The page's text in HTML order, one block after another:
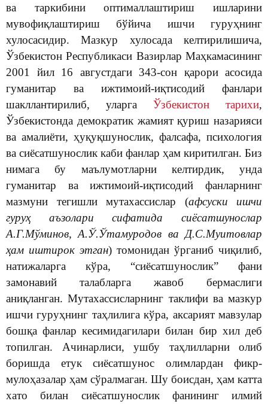
ва таркибини оптималлаштириш ишларини
мувофиқлаштириш бўйича ишчи гуруҳнинг
хулосасидир. Мазкур хулосада келтирилишича,
Ўзбекистон Республикаси Вазирлар Маҳкамасининг
2001 йил 16 августдаги 343-сон қарори асосида
гуманитар ва ижтимоий-иқтисодий фанлари
шакллантирилиб, уларга Ўзбекистон тарихи,
Ўзбекистонда демократик жамият қуриш назарияси
ва амалиёти, ҳуқуқшунослик, фалсафа, психология
ва сиёсатшунослик каби фанлар ҳам киритилган. Биз
нимага бу маълумотларни келтирдик, унда
гуманитар ва ижтимоий-иқтисодий фанларнинг
мазмуни тегишли мутахассислар (афсуски
ишчи
гуруҳ аъзолари сифатида сиёсатшунослар
А.Г.Мўминов, А.Ў.Ўтамуродов ва Д.С.Муитовлар
ҳам иштирок этган) томонидан ўрганиб чиқилиб,
натижаларга кўра, “сиёсатшунослик” фани
замонавий талабларга жавоб бермаслиги
аниқланган. Мутахассисларнинг таклифи ва мазкур
ишчи гуруҳнинг таҳлилига кўра, аксарият мавзулар
бошқа фанлар кесимидагилари билан бир хил деб
топилган. Ачинарлиси, ушбу таҳлилларни олиб
боришда етук сиёсатшунос олимлардан фикр-
мулоҳазалар ҳам сўралмаган. Шу боисдан, ҳам катта
хато билан сиёсатшунослик фанининг илмий